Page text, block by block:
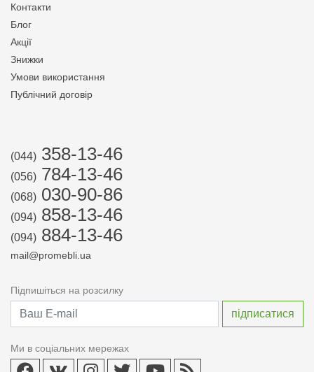
Контакти
Блог
Акції
Знижки
Умови використання
Публічний договір
(044) 358-13-46
(056) 784-13-46
(068) 030-90-86
(094) 858-13-46
(094) 884-13-46
mail@promebli.ua
Підпишіться на розсилку
Ми в соціальних мережах